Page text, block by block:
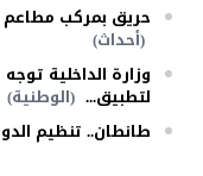
حريق بمركب مطاعم
(أحداث)
وزارة الداخلية
لتطبيق... (الوطنية)
طانطان.. تنظيم الدورة 16 من موسم